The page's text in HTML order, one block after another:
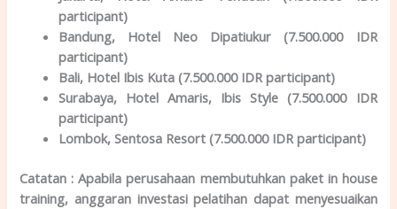
participant)
Bandung, Hotel Neo Dipatiukur (7.500.000 IDR
participant)
Bali, Hotel Ibis Kuta (7.500.000 IDR participant)
Surabaya, Hotel Amaris, Ibis Style (7.500.000 IDR
participant)
Lombok, Sentosa Resort (7.500.000 IDR participant)
Catatan : Apabila perusahaan membutuhkan paket in house
training, anggaran investasi pelatihan dapat menyesuaikan